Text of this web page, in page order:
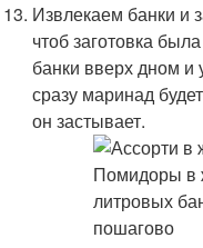
Извлекаем банки и
чтоб заготовка
банки вверх дном
сразу маринад
он застывает.